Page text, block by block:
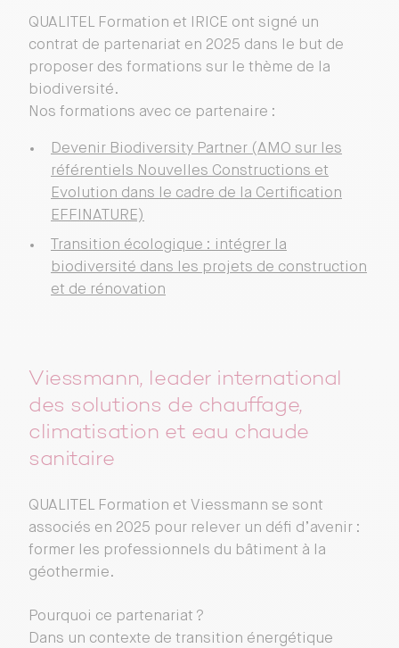
QUALITEL Formation et IRICE ont signé un
contrat de partenariat en 2025 dans le but de
proposer des formations sur le thème de la
biodiversité.
Nos formations avec ce partenaire :
Devenir Biodiversity Partner (AMO sur les
référentiels Nouvelles Constructions et
Evolution dans le cadre de la Certification
EFFINATURE)
Transition écologique : intégrer la
biodiversité dans les projets de construction
et de rénovation
Viessmann, leader international
des solutions de chauffage,
climatisation et eau chaude
sanitaire
QUALITEL Formation et Viessmann se sont
associés en 2025 pour relever un défi d’avenir :
former les professionnels du bâtiment à la
géothermie.
Pourquoi ce partenariat ?
Dans un contexte de transition énergétique